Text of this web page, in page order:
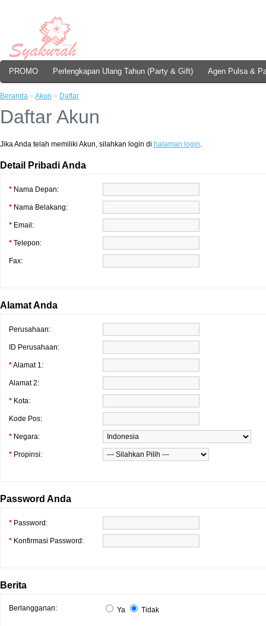
PROMO Perlengkapan Ulang Tahun (Party & Gift) Agen Pulsa &
Beranda » Akun » Daftar
Daftar Akun
Jika Anda telah memiliki Akun, silahkan login di halaman login.
Detail Pribadi Anda
* Nama Depan:
* Nama Belakang:
* Email:
* Telepon:
Fax:
Alamat Anda
Perusahaan:
ID Perusahaan:
*Alamat 1:
Alamat 2:
* Kota:
Kode Pos:
* Negara:
* Propinsi:
Password Anda
* Password:
* Konfirmasi Password:
Berita
Berlangganan: Ya Tidak